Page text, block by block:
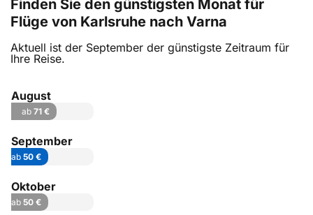
Finden Sie den günstigsten Monat für
Flüge von Karlsruhe nach Varna
Aktuell ist der September der günstigste Zeitraum für
Ihre Reise.
August
ab71 €
September
ab 50 €
Oktober
ab 50 €